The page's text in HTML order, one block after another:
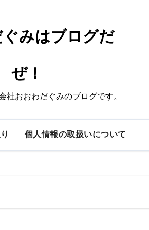
みはブログだ
ぜ！
社おおわだぐみのブログです。
個人情報の取扱いについて